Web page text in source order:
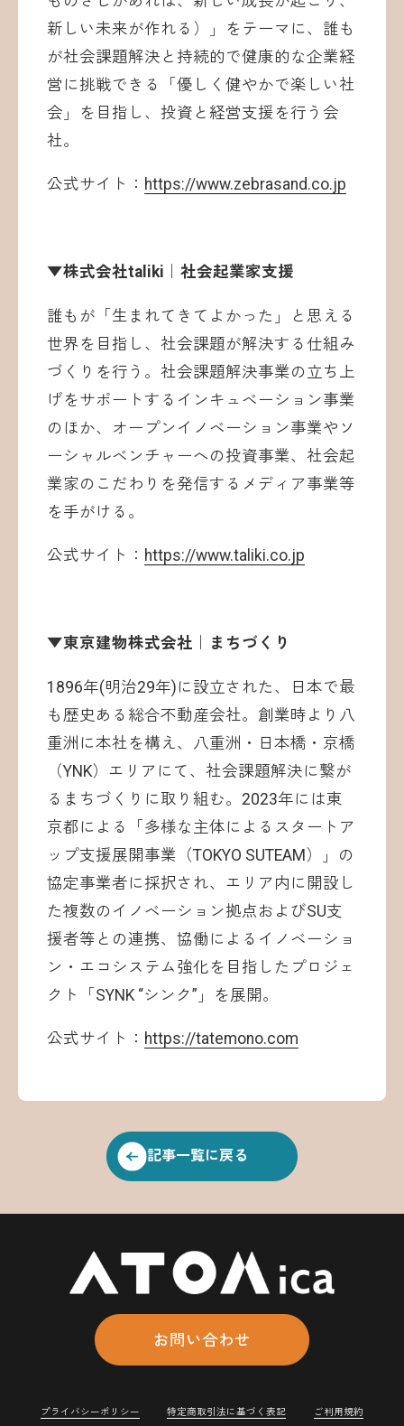
新しい未来が作れる）」をテーマに、誰も
が社会課題解決と持続的で健康的な企業経
営に挑戦できる「優しく健やかで楽しい社
会」を目指し、投資と経営支援を行う会
社。
公式サイト： https://www.zebrasand.co.jp
▼株式会社taliki｜社会起業家支援
誰もが「生まれてきてよかった」と思える
世界を目指し、社会課題が解決する仕組み
づくりを行う。社会課題解決事業の立ち上
げをサポートするインキュベーション事業
のほか、オープンイノベーション事業やソ
ーシャルベンチャーへの投資事業、社会起
業家のこだわりを発信するメディア事業等
を手がける。
公式サイト： https://www.taliki.co.jp
▼東京建物株式会社｜まちづくり
1896年(明治29年)に設立された、日本で最
も歴史ある総合不動産会社。創業時より八
重洲に本社を構え、八重洲・日本橋・京橋
（YNK）エリアにて、社会課題解決に繋が
るまちづくりに取り組む。2023年には東
京都による「多様な主体によるスタートア
ップ支援展開事業（TOKYO SUTEAM）」の
協定事業者に採択され、エリア内に開設し
た複数のイノベーション拠点およびSU支
援者等との連携、協働によるイノベーショ
ン・エコシステム強化を目指したプロジェ
クト「SYNK “シンク”」を展開。
公式サイト： https://tatemono.com
記事一覧に戻る
お問い合わせ
プライバシーポリシー 特定商取引法に基づく表記 ご利用規約